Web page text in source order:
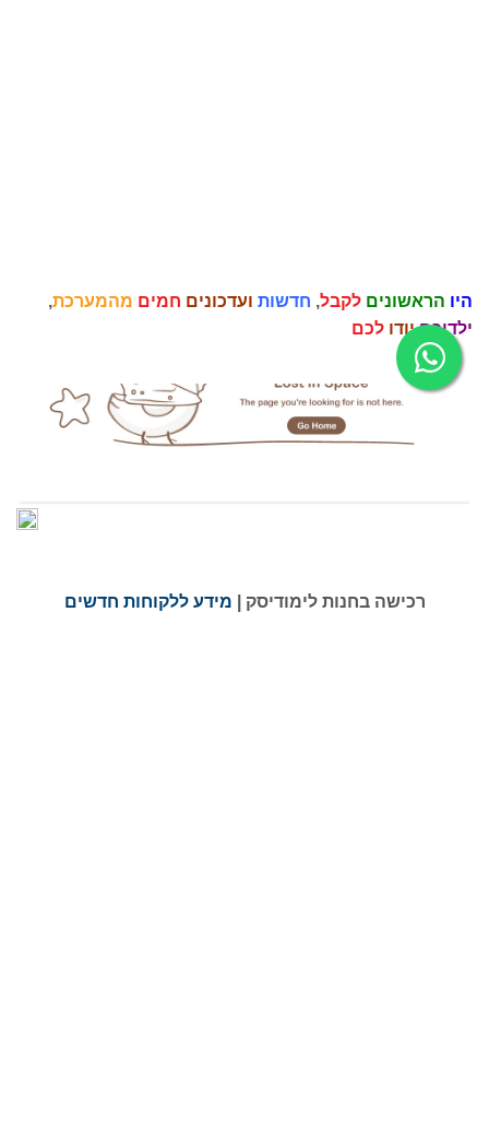
היו הראשונים לקבל, חדשות ועדכונים חמים מהמערכת,
ילדיכם יודו לכם
רכישה בחנות לימודיסק | מידע ללקוחות חדשים